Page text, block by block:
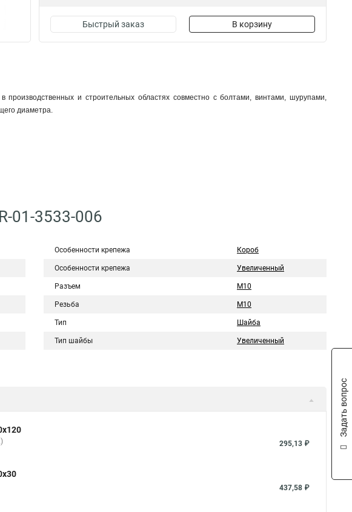
Быстрый заказ В корзину
производственных и строительных областях совместно с болтами, винтами, шурупами,
диаметра.
01-3533-006
Особенности крепежа Короб
Особенности крепежа Увеличенный
Разъем M10
Резьба M10
Тип Шайба
Тип шайбы Увеличенный
295,13 ₽
437,58 ₽
Задать вопрос